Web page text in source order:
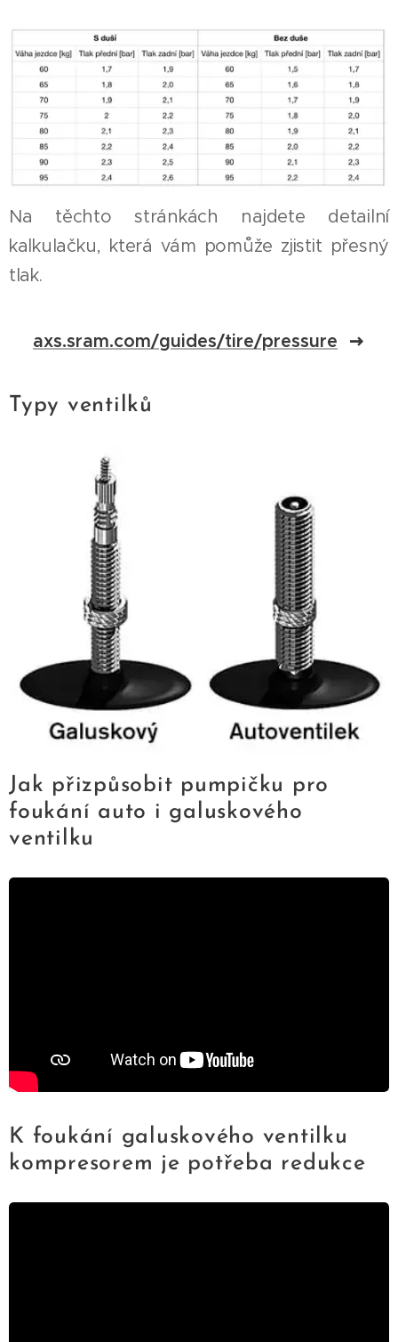
Na těchto stránkách najdete detailní
kalkulačku, která vám pomůže zjistit přesný
tlak.
axs.sram.com/guides/tire/pressure
Typy ventilků
Jak přizpůsobit pumpičku pro
foukání auto i galuskového
ventilku
K foukání galuskového ventilku
kompresorem je potřeba redukce